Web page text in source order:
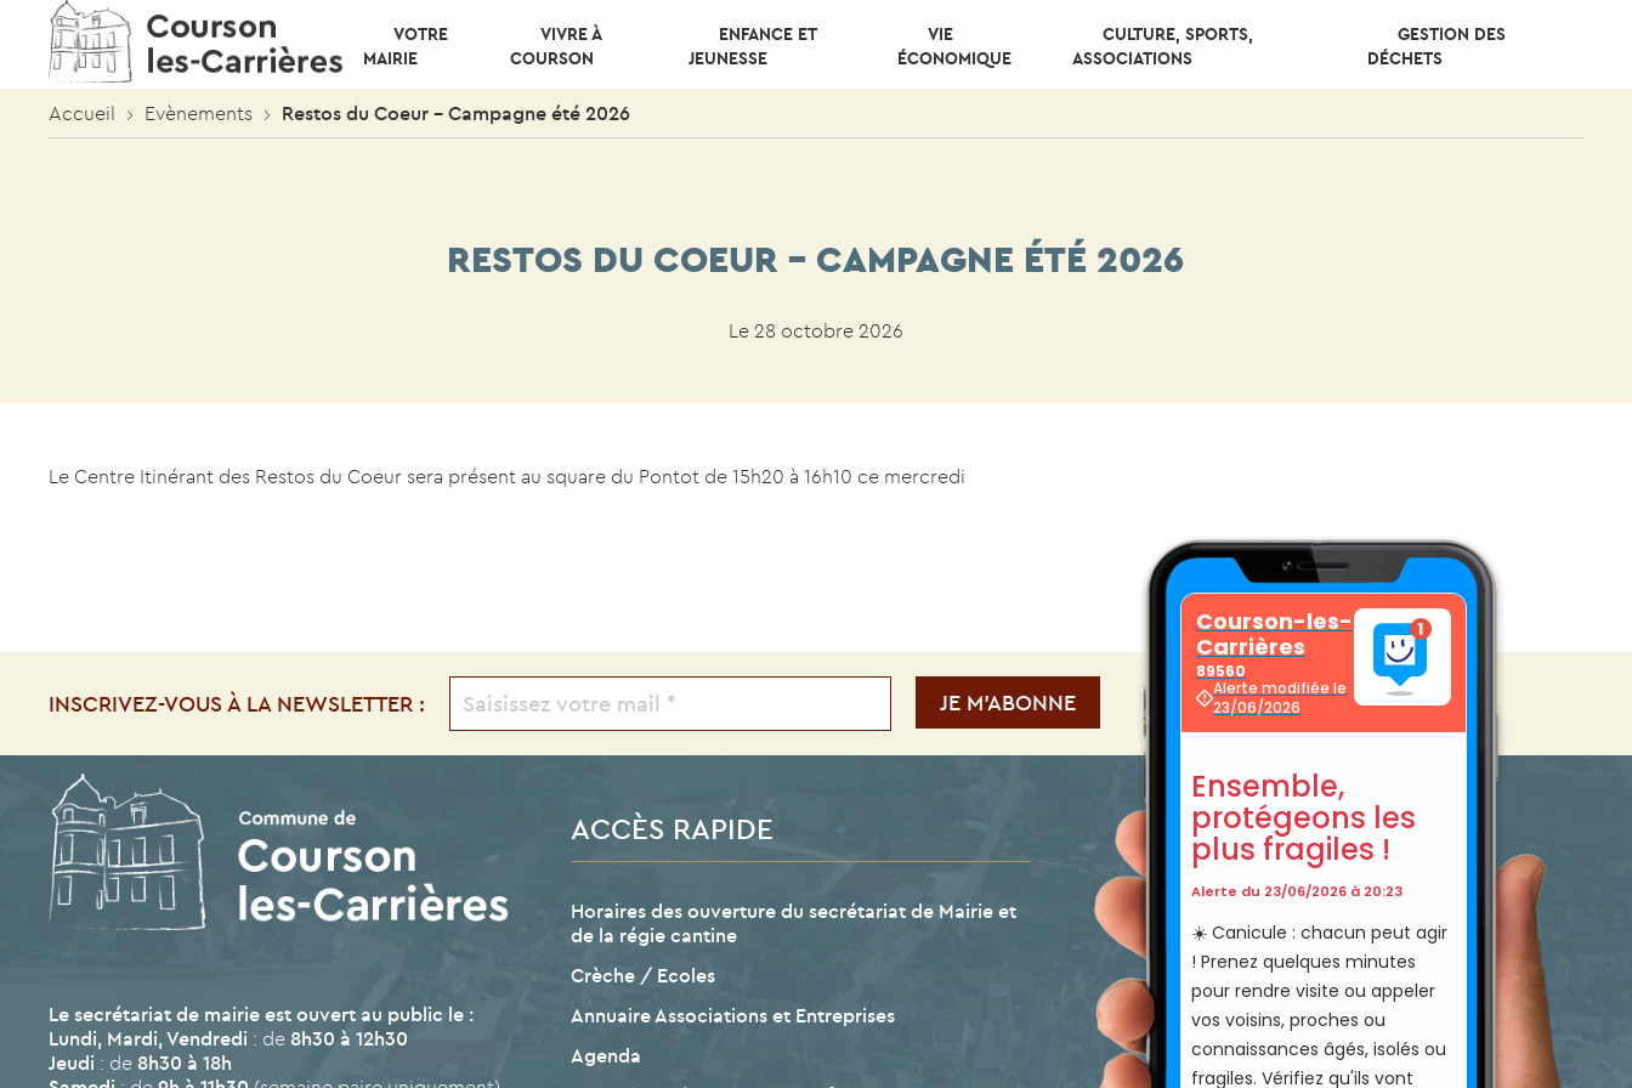
VOTRE
MAIRIE
VIVRE À
COURSON
ENFANCE ET
JEUNESSE
VIE
ÉCONOMIQUE
CULTURE, SPORTS,
ASSOCIATIONS
GESTION DES
DÉCHETS
Accueil Evènements Restos du Coeur – Campagne été 2026
RESTOS DU COEUR – CAMPAGNE ÉTÉ 2026
Le 28 octobre 2026
Le Centre Itinérant des Restos du Coeur sera présent au square du Pontot de 15h20 à 16h10 ce mercredi
INSCRIVEZ-VOUS À LA NEWSLETTER :
Le secrétariat de mairie est ouvert au public le :
Lundi, Mardi, Vendredi : de 8h30 à 12h30
Jeudi : de 8h30 à 18h
ACCÈS RAPIDE
Horaires des ouverture du secrétariat de Mairie et
de la régie cantine
Crèche / Ecoles
Annuaire Associations et Entreprises
Agenda